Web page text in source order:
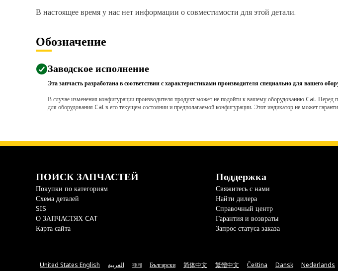
В настоящее время у нас нет информации о совместимости для этой детали.
Обозначение
Заводское исполнение
Эта запчасть разработана в соответствии с характеристиками производителя специально для вашего
В случае изменения конфигурации производителя продукт может не подойти к вашему оборудованию Cat. Перед
для оборудования Cat в его текущем состоянии и предполагаемой конфигурации. Этот индикатор не может
ПОИСК ЗАПЧАСТЕЙ
Покупки по категориям
Схема деталей
SIS
О ЗАПЧАСТЯХ CAT
Карта сайта
Поддержка
Свяжитесь с нами
Найти дилера
Справочный центр
Гарантия и возвраты
Запрос статуса заказа
United States English العربية বাংলা Български 简体中文 繁體中文 Čeština Dansk Nederlands